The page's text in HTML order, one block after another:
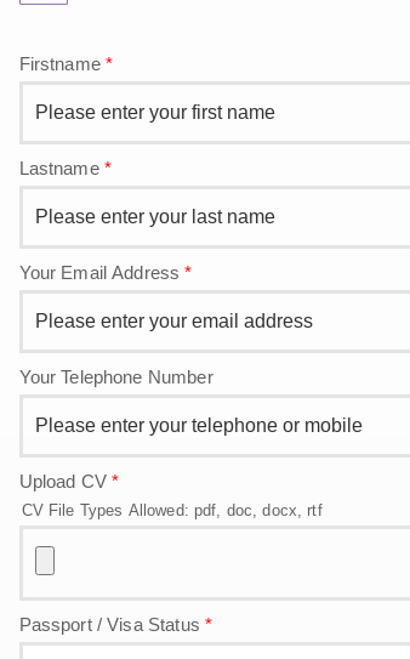
Firstname *
Lastname *
Your Email Address*
Your Telephone Number
Upload CV *
CV File Types Allowed: pdf, doc, docx, rtf
Passport / Visa Status *